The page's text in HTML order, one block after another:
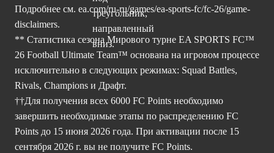
Подробнее см. ea.com/ru-ru/games/ea-sports-fc/fc-26/game-
disclaimers.
** Статистика сезона Мирового турне EA SPORTS FC™
26 Football Ultimate Team™ основана на игровом процессе
исключительно в следующих режимах: Squad Battles,
Rivals, Champions и Драфт.
††Для получения всех 6000 FC Points необходимо
завершить необходимые этапы по распределению FC
Points до 15 июня 2026 года. При активации после 15
сентября 2026 г. вы не получите FC Points.